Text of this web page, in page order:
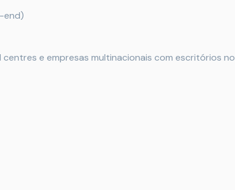
end)
e empresas multinacionais com escritórios no